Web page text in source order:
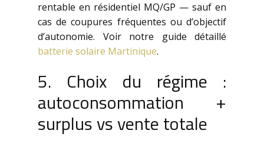
rentable en résidentiel MQ/GP — sauf en
cas de coupures fréquentes ou d’objectif
d’autonomie. Voir notre guide détaillé
batterie solaire Martinique.
5. Choix du régime :
autoconsommation +
surplus vs vente totale